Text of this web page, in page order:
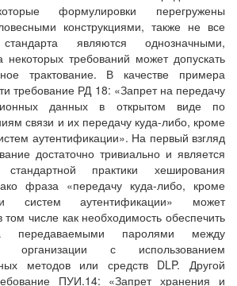
формулировки перегружены
конструкциями, также не все
являются однозначными,
некоторых требований может допускать
трактование. В качестве примера
требование РД 18: «Запрет на передачу
данных в открытом виде по
связи и их передачу куда-либо, кроме
аутентификации». На первый взгляд
достаточно тривиально и является
стандартной практики хеширования
фраза «передачу куда-либо, кроме
систем аутентификации» может
том числе как необходимость обеспечить
передаваемыми паролями между
организации с использованием
методов или средств DLP. Другой
ПУИ.14: «Запрет хранения и